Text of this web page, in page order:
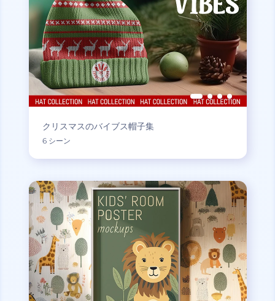
クリスマスのバイブス帽子集
6 シーン